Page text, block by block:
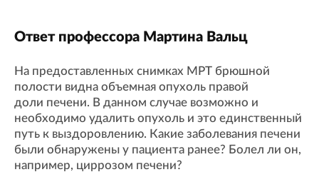
Ответ профессора Мартина Вальц
На предоставленных снимках МРТ брюшной
полости видна объемная опухоль правой
доли печени. В данном случае возможно и
необходимо удалить опухоль и это единственный
путь к выздоровлению. Какие заболевания печени
были обнаружены у пациента ранее? Болел ли он,
например, циррозом печени?